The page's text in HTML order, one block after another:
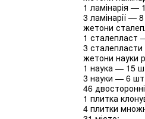
1 ламінарія —
3 ламінарії —
жетони
1 сталепласт
3
жетони науки
1 наука — 15
3 науки — 6
46
1 плитка
4 плитки